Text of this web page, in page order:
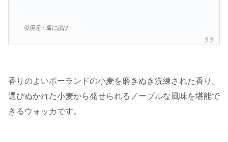
引用元：風に訊け
香りのよいポーランドの小麦を磨きぬき洗練された香り。
選びぬかれた小麦から発せられるノーブルな風味を堪能で
きるウォッカです。